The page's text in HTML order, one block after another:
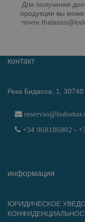
Для получения
продукции вы
почте
контакт
Река Бидасоа, 1,
+34 968186802 -
информация
ЮРИДИЧЕСКОЕ